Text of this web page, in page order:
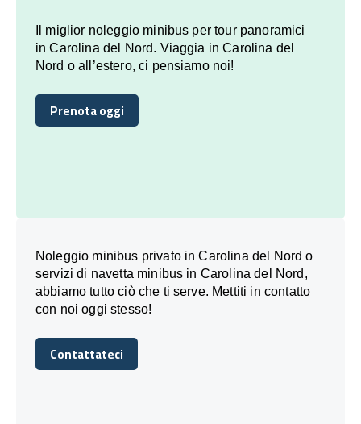
Il miglior noleggio minibus per tour panoramici
in Carolina del Nord. Viaggia in Carolina del
Nord o all’estero, ci pensiamo noi!
Prenota oggi
Prenota oggi
Noleggio minibus privato in Carolina del Nord o
servizi di navetta minibus in Carolina del Nord,
abbiamo tutto ciò che ti serve. Mettiti in contatto
con noi oggi stesso!
Contattateci
Contattateci